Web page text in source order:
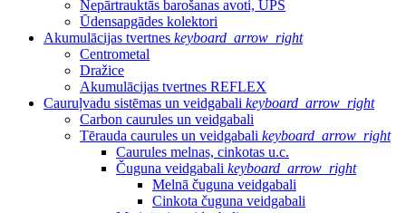
Nepārtrauktās barošanas avoti, UPS
Ūdensapgādes kolektori
Akumulācijas tvertnes keyboard_arrow_right
Centrometal
Dražice
Akumulācijas tvertnes REFLEX
Cauruļvadu sistēmas un veidgabali keyboard_arrow_right
Carbon caurules un veidgabali
Tērauda caurules un veidgabali keyboard_arrow_right
Caurules melnas, cinkotas u.c.
Čuguna veidgabali keyboard_arrow_right
Melnā čuguna veidgabali
Cinkota čuguna veidgabali